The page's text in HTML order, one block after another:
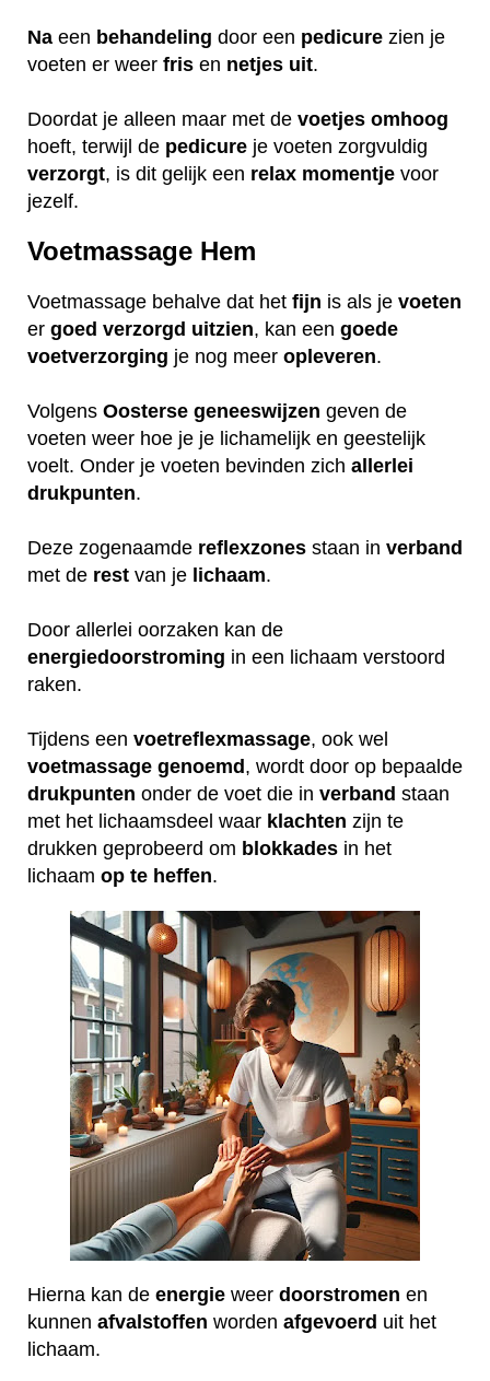
Na een behandeling door een pedicure zien je
voeten er weer fris en netjes uit.
Doordat je alleen maar met de voetjes omhoog
hoeft, terwijl de pedicure je voeten zorgvuldig
verzorgt, is dit gelijk een relax momentje voor
jezelf.
Voetmassage Hem
Voetmassage behalve dat het fijn is als je voeten
er goed verzorgd uitzien, kan een goede
voetverzorging je nog meer opleveren.
Volgens Oosterse geneeswijzen geven de
voeten weer hoe je je lichamelijk en geestelijk
voelt. Onder je voeten bevinden zich allerlei
drukpunten.
Deze zogenaamde reflexzones staan in verband
met de rest van je lichaam.
Door allerlei oorzaken kan de
energiedoorstroming in een lichaam verstoord
raken.
Tijdens een voetreflexmassage, ook wel
voetmassage genoemd , wordt door op bepaalde
drukpunten onder de voet die in verband staan
met het lichaamsdeel waar klachten zijn te
drukken geprobeerd om blokkades in het
lichaam op te heffen.
Hierna kan de energie weer doorstromen en
kunnen afvalstoffen worden afgevoerd uit het
lichaam.